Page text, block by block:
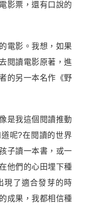
影票，還有口說的
電影。我想，如果
閱讀電影原著，進
的另一本名作《野
是我這個閱讀推動
呢?在閱讀的世界
子讀一本書，或一
他們的心田埋下種
現了適合發芽的時
成果，我都相信種